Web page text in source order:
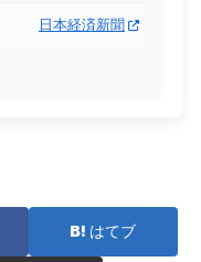
日本経済新聞
はてブ